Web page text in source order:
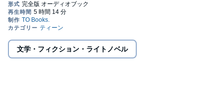
「ロミオとジュリエット」の演劇をするため、レーネは猛練習に
励んでいた、のに。
ジェニーに薬を飲まされ、元の世界で鈴音の身体に戻っていた。
て！ と願うと。
あの時の約束を果たすため、メレディスがゲーム世界に戻してく
文学・フィクション・ライトノベル